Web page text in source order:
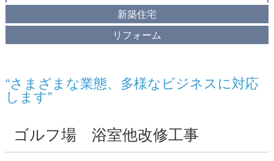
新築住宅
リフォーム
“さまざまな業態、多様なビジネスに対応
します”
ゴルフ場 浴室他改修工事